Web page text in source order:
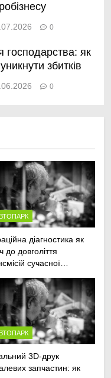
0
господарства: як
збитків
0
діагностика як
до довголіття
сучасної
3D-друк
запчастин: як